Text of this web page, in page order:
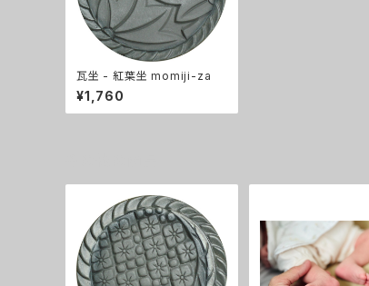
瓦坐 - 紅葉坐 momiji-za
¥1,760